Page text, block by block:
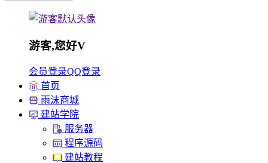
游客,您好V
会员登录QQ登录
首页
雨沫商城
建站学院
服务器
程序源码
建站教程